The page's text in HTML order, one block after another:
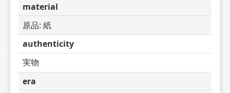
material
原品: 紙
authenticity
実物
era